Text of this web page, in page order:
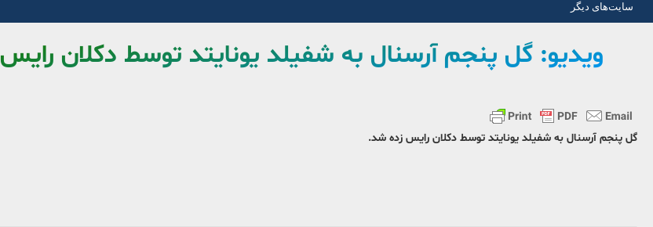
سایت‌های دیگر
ویدیو: گل پنجم آرسنال به شفیلد یونایتد توسط دکلان رایس
گل پنجم آرسنال به شفیلد یونایتد توسط دکلان رایس زده شد.